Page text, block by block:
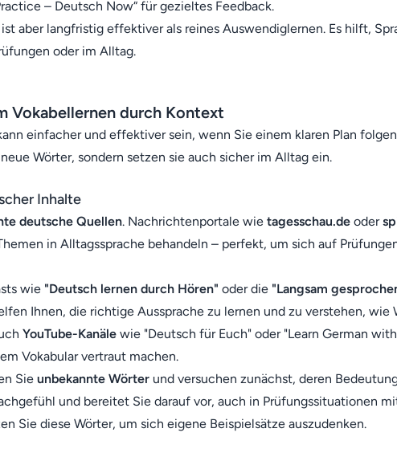
– Deutsch Now“ für gezieltes Feedback.
aber langfristig effektiver als reines Auswendiglernen. Es hilft,
oder im Alltag.
durch Kontext
einfacher und effektiver sein, wenn Sie einem klaren Plan
Wörter, sondern setzen sie auch sicher im Alltag ein.
Inhalte
deutsche Quellen. Nachrichtenportale wie tagesschau.de oder
in Alltagssprache behandeln – perfekt, um sich auf
wie "Deutsch lernen durch Hören" oder die "Langsam
Ihnen, die richtige Aussprache zu lernen und zu verstehen, wie
YouTube-Kanäle wie "Deutsch für Euch" oder "Learn German
Vokabular vertraut machen.
Sie unbekannte Wörter und versuchen zunächst, deren
und bereitet Sie darauf vor, auch in Prüfungssituationen
Sie diese Wörter, um sich eigene Beispielsätze auszudenken.